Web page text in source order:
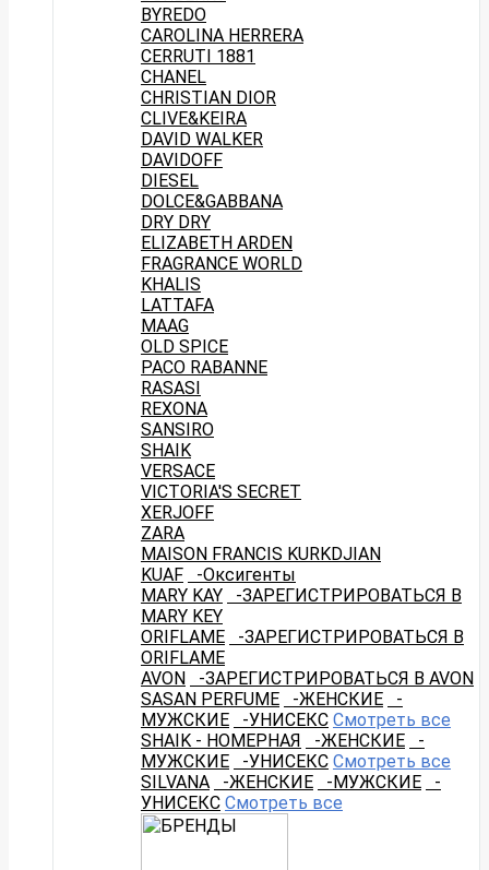
BYREDO
CAROLINA HERRERA
CERRUTI 1881
CHANEL
CHRISTIAN DIOR
CLIVE&KEIRA
DAVID WALKER
DAVIDOFF
DIESEL
DOLCE&GABBANA
DRY DRY
ELIZABETH ARDEN
FRAGRANCE WORLD
KHALIS
LATTAFA
MAAG
OLD SPICE
PACO RABANNE
RASASI
REXONA
SANSIRO
SHAIK
VERSACE
VICTORIA'S SECRET
XERJOFF
ZARA
MAISON FRANCIS KURKDJIAN
KUAF
-Оксигенты
MARY KAY
-ЗАРЕГИСТРИРОВАТЬСЯ В
MARY KEY
ORIFLAME
-ЗАРЕГИСТРИРОВАТЬСЯ В
ORIFLAME
AVON
-ЗАРЕГИСТРИРОВАТЬСЯ В AVON
SASAN PERFUME
-ЖЕНСКИЕ
-
МУЖСКИЕ
-УНИСЕКС Смотреть все
SHAIK - НОМЕРНАЯ
-ЖЕНСКИЕ
-
МУЖСКИЕ
-УНИСЕКС Смотреть все
SILVANA
-ЖЕНСКИЕ -МУЖСКИЕ
-
УНИСЕКС Смотреть все